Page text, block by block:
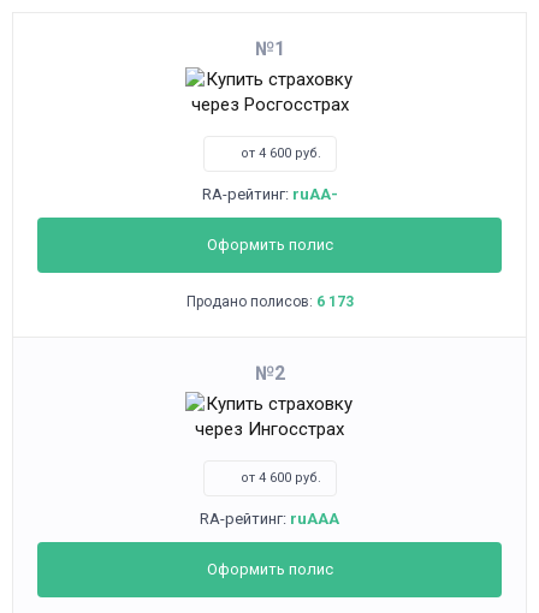
1
от 4 600 руб.
RA-рейтинг: ruAA-
Оформить полис
Продано полисов: 6 173
2
от 4 600 руб.
RA-рейтинг: ruAAA
Оформить полис